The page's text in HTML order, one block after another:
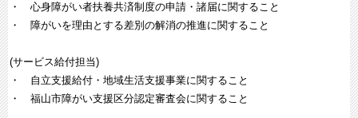
・ 心身障がい者扶養共済制度の申請・諸届に関すること
・ 障がいを理由とする差別の解消の推進に関すること
(サービス給付担当)
・ 自立支援給付・地域生活支援事業に関すること
・ 福山市障がい支援区分認定審査会に関すること